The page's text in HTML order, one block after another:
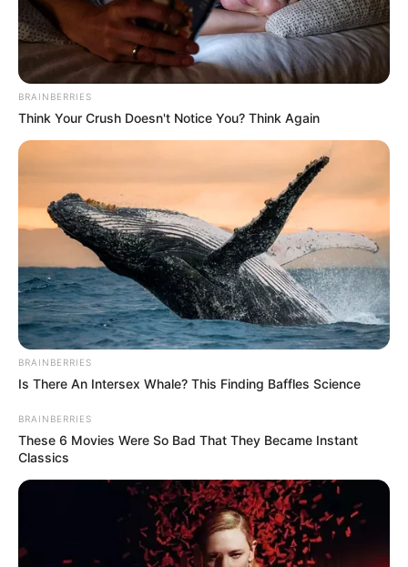
BRAINBERRIES
Think Your Crush Doesn't Notice You? Think Again
BRAINBERRIES
Is There An Intersex Whale? This Finding Baffles Science
BRAINBERRIES
These 6 Movies Were So Bad That They Became Instant
Classics